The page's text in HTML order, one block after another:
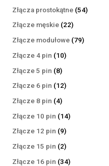
produktów
Złącza prostokątne 5454
Złącze męskie 2222
produkty
Złącze modułowe 7979
Złącze 4 pin 1010
Złącze 5 pin 88
produktów
Złącze 6 pin 1212
Złącze 8 pin 44
produkty
Złącze 10 pin 1414
Złącze 12 pin 99
produktów
Złącze 15 pin 22
produkty
Złącze 16 pin 3434